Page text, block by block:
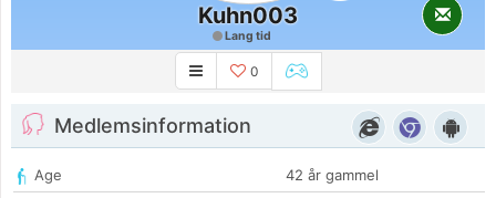
Kuhn003
Lang tid
0
Medlemsinformation
Age
42 år gammel